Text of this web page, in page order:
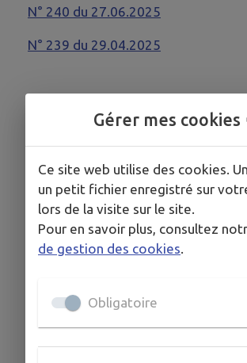
N° 240 du 27.06.2025
N° 239 du 29.04.2025
N° 238 du 31.12.2024
N° 237 du 06.11.2024
N° 236 du 02.05.2024
N° 235 du 29.04.2024
N° 233 du 10.01.2024
Gérer mes cookies
Ce site web utilise des cookies.
un petit fichier enregistré sur
lors de la visite sur le site.
Pour en savoir plus, consultez
de gestion des cookies
Obligatoire